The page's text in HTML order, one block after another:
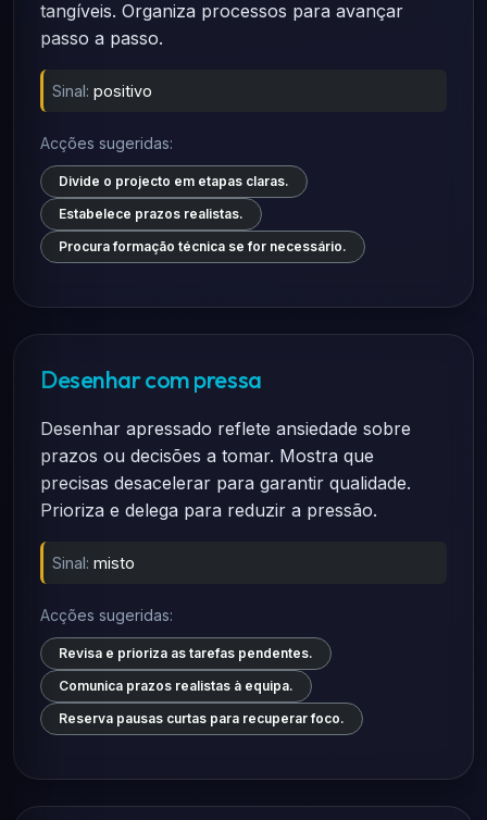
tangíveis. Organiza processos para avançar
passo a passo.
Sinal: positivo
Acções sugeridas:
Divide o projecto em etapas claras.
Estabelece prazos realistas.
Procura formação técnica se for necessário.
Desenhar com pressa
Desenhar apressado reflete ansiedade sobre
prazos ou decisões a tomar. Mostra que
precisas desacelerar para garantir qualidade.
Prioriza e delega para reduzir a pressão.
Sinal: misto
Acções sugeridas:
Revisa e prioriza as tarefas pendentes.
Comunica prazos realistas à equipa.
Reserva pausas curtas para recuperar foco.